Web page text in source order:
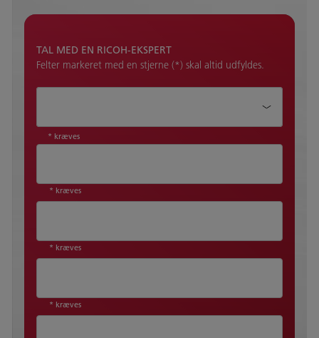
TAL MED EN RICOH-EKSPERT
Felter markeret med en stjerne (*) skal altid udfyldes.
* kræves
* kræves
* kræves
* kræves